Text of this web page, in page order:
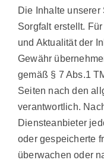
Die Inhalte
Sorgfalt erstellt.
und Aktualität der
Gewähr
gemäß § 7 Abs.1
Seiten nach den
verantwortlich.
Diensteanbieter
oder gespeicherte
überwachen oder